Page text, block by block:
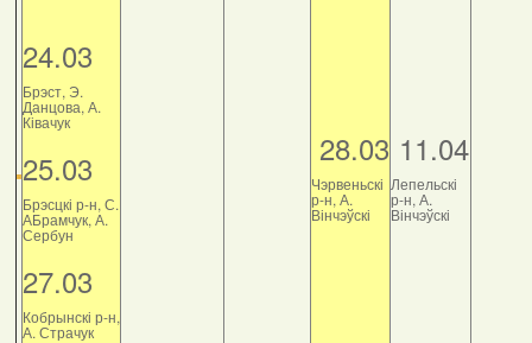
24.03
Брэст, Э.
Данцова, А.
Ківачук
25.03
Брэсцкі р-н, С.
АБрамчук, А.
Сербун
27.03
Кобрынскі р-н,
А. Страчук
28.03
Чэрвеньскі
р-н, А.
Вінчэўскі
11.04
Лепельскі
р-н, А.
Вінчэўскі